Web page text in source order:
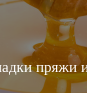
пряжи